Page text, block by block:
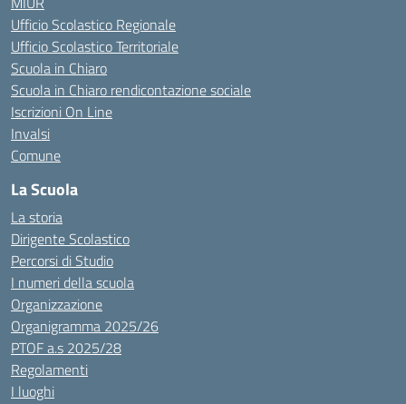
Ufficio Scolastico Regionale
Ufficio Scolastico Territoriale
Scuola in Chiaro
Scuola in Chiaro rendicontazione sociale
Iscrizioni On Line
Invalsi
Comune
La Scuola
La storia
Dirigente Scolastico
Percorsi di Studio
I numeri della scuola
Organizzazione
Organigramma 2025/26
PTOF a.s 2025/28
Regolamenti
I luoghi